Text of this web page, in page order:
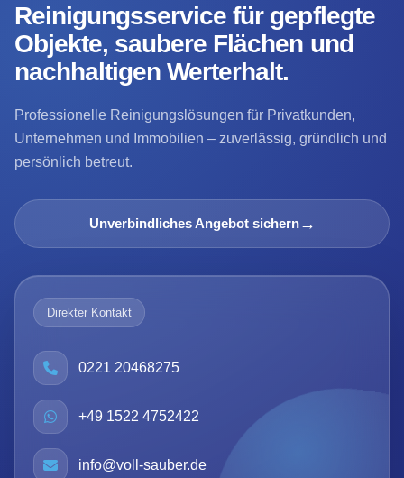
Reinigungsservice für gepflegte
Objekte, saubere Flächen und
nachhaltigen Werterhalt.
Professionelle Reinigungslösungen für Privatkunden,
Unternehmen und Immobilien – zuverlässig, gründlich und
persönlich betreut.
Unverbindliches Angebot sichern→
Direkter Kontakt
0221 20468275
+49 1522 4752422
info@voll-sauber.de